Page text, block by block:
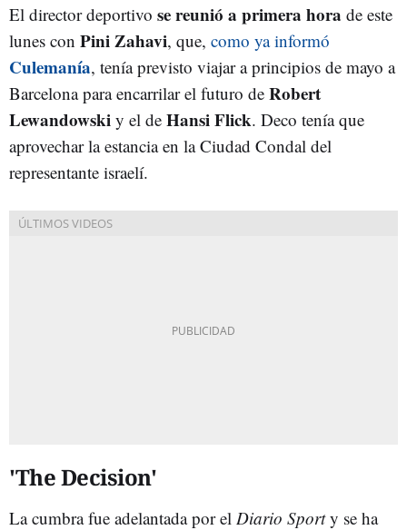
El director deportivo se reunió a primera hora de este
lunes con Pini Zahavi, que, como ya informó
Culemanía, tenía previsto viajar a principios de mayo a
Barcelona para encarrilar el futuro de Robert
Lewandowski y el de Hansi Flick. Deco tenía que
aprovechar la estancia en la Ciudad Condal del
representante israelí.
'The Decision'
La cumbra fue adelantada por el Diario Sporty se ha